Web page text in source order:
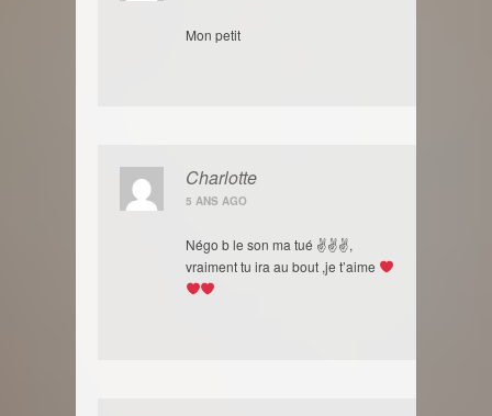
Mon petit
Charlotte
5 ANS AGO
Négo b le son ma tué ✌✌✌,
vraiment tu ira au bout ,je t’aime